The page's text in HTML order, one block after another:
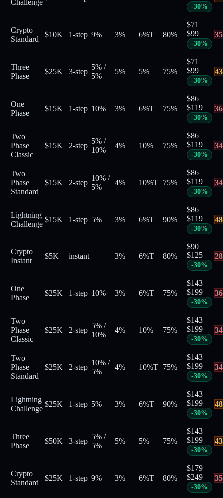
Challenge
-30%
Crypto
Standard
$10K 1-step 9% 3% 6%T 80%
$71
$99
-30%
35
Three
Phase
$25K 3-step
5% /
5%
5% 5% 75%
$71
$99
-30%
43
One
Phase
$15K 1-step 10% 3% 6%T 75%
$86
$119
-30%
36
Two
Phase
Classic
$15K 2-step
5% /
10%
4% 10% 75%
$86
$119
-30%
34
Two
Phase
Standard
$15K 2-step
10% /
5%
4% 10%T 75%
$86
$119
-30%
34
Lightning
Challenge
$15K 1-step 5% 3% 6%T 90%
$86
$119
-30%
48
Crypto
Instant
$5K instant — 3% 6%T 80%
$90
$125
-30%
28
One
Phase
$25K 1-step 10% 3% 6%T 75%
$143
$199
-30%
36
Two
Phase
Classic
$25K 2-step
5% /
10%
4% 10% 75%
$143
$199
-30%
34
Two
Phase
Standard
$25K 2-step
10% /
5%
4% 10%T 75%
$143
$199
-30%
34
Lightning
Challenge
$25K 1-step 5% 3% 6%T 90%
$143
$199
-30%
48
Three
Phase
$50K 3-step
5% /
5%
5% 5% 75%
$143
$199
-30%
43
Crypto
Standard
$25K 1-step 9% 3% 6%T 80%
$179
$249
-30%
35